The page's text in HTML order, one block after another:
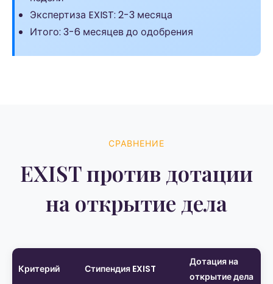
Экспертиза EXIST: 2-3 месяца
Итого: 3-6 месяцев до одобрения
СРАВНЕНИЕ
EXIST против дотации
на открытие дела
Критерий Стипендия EXIST
Дотация на
открытие дела